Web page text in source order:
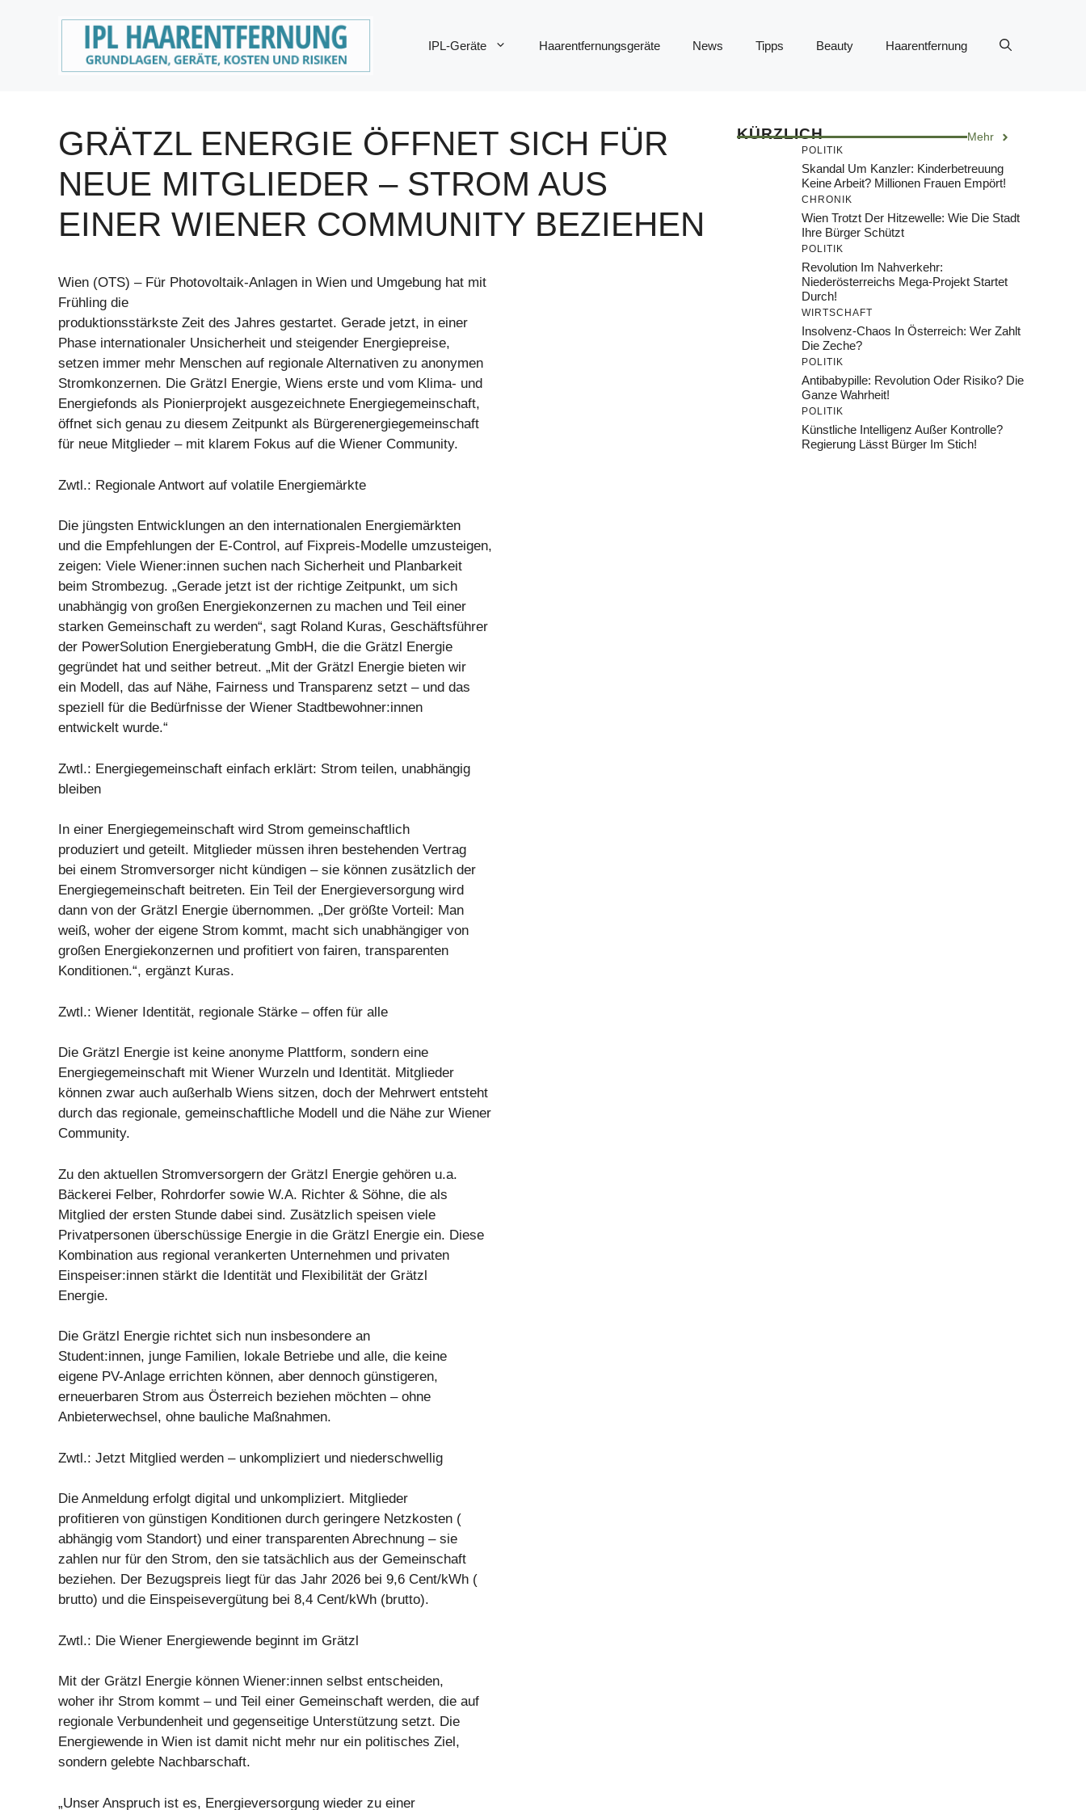
IPL-Geräte Haarentfernungsgeräte News Tipps Beauty Haarentfernung
GRÄTZL ENERGIE ÖFFNET SICH FÜR
NEUE MITGLIEDER – STROM AUS
EINER WIENER COMMUNITY BEZIEHEN
Wien (OTS) – Für Photovoltaik-Anlagen in Wien und Umgebung hat mit
Frühling die
produktionsstärkste Zeit des Jahres gestartet. Gerade jetzt, in einer
Phase internationaler Unsicherheit und steigender Energiepreise,
setzen immer mehr Menschen auf regionale Alternativen zu anonymen
Stromkonzernen. Die Grätzl Energie, Wiens erste und vom Klima- und
Energiefonds als Pionierprojekt ausgezeichnete Energiegemeinschaft,
öffnet sich genau zu diesem Zeitpunkt als Bürgerenergiegemeinschaft
für neue Mitglieder – mit klarem Fokus auf die Wiener Community.
Zwtl.: Regionale Antwort auf volatile Energiemärkte
Die jüngsten Entwicklungen an den internationalen Energiemärkten
und die Empfehlungen der E-Control, auf Fixpreis-Modelle umzusteigen,
zeigen: Viele Wiener:innen suchen nach Sicherheit und Planbarkeit
beim Strombezug. „Gerade jetzt ist der richtige Zeitpunkt, um sich
unabhängig von großen Energiekonzernen zu machen und Teil einer
starken Gemeinschaft zu werden“, sagt Roland Kuras, Geschäftsführer
der PowerSolution Energieberatung GmbH, die die Grätzl Energie
gegründet hat und seither betreut. „Mit der Grätzl Energie bieten wir
ein Modell, das auf Nähe, Fairness und Transparenz setzt – und das
speziell für die Bedürfnisse der Wiener Stadtbewohner:innen
entwickelt wurde.“
Zwtl.: Energiegemeinschaft einfach erklärt: Strom teilen, unabhängig
bleiben
In einer Energiegemeinschaft wird Strom gemeinschaftlich
produziert und geteilt. Mitglieder müssen ihren bestehenden Vertrag
bei einem Stromversorger nicht kündigen – sie können zusätzlich der
Energiegemeinschaft beitreten. Ein Teil der Energieversorgung wird
dann von der Grätzl Energie übernommen. „Der größte Vorteil: Man
weiß, woher der eigene Strom kommt, macht sich unabhängiger von
großen Energiekonzernen und profitiert von fairen, transparenten
Konditionen.“, ergänzt Kuras.
Zwtl.: Wiener Identität, regionale Stärke – offen für alle
Die Grätzl Energie ist keine anonyme Plattform, sondern eine
Energiegemeinschaft mit Wiener Wurzeln und Identität. Mitglieder
können zwar auch außerhalb Wiens sitzen, doch der Mehrwert entsteht
durch das regionale, gemeinschaftliche Modell und die Nähe zur Wiener
Community.
Zu den aktuellen Stromversorgern der Grätzl Energie gehören u.a.
Bäckerei Felber, Rohrdorfer sowie W.A. Richter & Söhne, die als
Mitglied der ersten Stunde dabei sind. Zusätzlich speisen viele
Privatpersonen überschüssige Energie in die Grätzl Energie ein. Diese
Kombination aus regional verankerten Unternehmen und privaten
Einspeiser:innen stärkt die Identität und Flexibilität der Grätzl
Energie.
Die Grätzl Energie richtet sich nun insbesondere an
Student:innen, junge Familien, lokale Betriebe und alle, die keine
eigene PV-Anlage errichten können, aber dennoch günstigeren,
erneuerbaren Strom aus Österreich beziehen möchten – ohne
Anbieterwechsel, ohne bauliche Maßnahmen.
Zwtl.: Jetzt Mitglied werden – unkompliziert und niederschwellig
Die Anmeldung erfolgt digital und unkompliziert. Mitglieder
profitieren von günstigen Konditionen durch geringere Netzkosten (
abhängig vom Standort) und einer transparenten Abrechnung – sie
zahlen nur für den Strom, den sie tatsächlich aus der Gemeinschaft
beziehen. Der Bezugspreis liegt für das Jahr 2026 bei 9,6 Cent/kWh (
brutto) und die Einspeisevergütung bei 8,4 Cent/kWh (brutto).
Zwtl.: Die Wiener Energiewende beginnt im Grätzl
Mit der Grätzl Energie können Wiener:innen selbst entscheiden,
woher ihr Strom kommt – und Teil einer Gemeinschaft werden, die auf
regionale Verbundenheit und gegenseitige Unterstützung setzt. Die
Energiewende in Wien ist damit nicht mehr nur ein politisches Ziel,
sondern gelebte Nachbarschaft.
„Unser Anspruch ist es, Energieversorgung wieder zu einer
KÜRZLICH Mehr
POLITIK
Skandal Um Kanzler: Kinderbetreuung
Keine Arbeit? Millionen Frauen Empört!
CHRONIK
Wien Trotzt Der Hitzewelle: Wie Die Stadt
Ihre Bürger Schützt
POLITIK
Revolution Im Nahverkehr:
Niederösterreichs Mega-Projekt Startet
Durch!
WIRTSCHAFT
Insolvenz-Chaos In Österreich: Wer Zahlt
Die Zeche?
POLITIK
Antibabypille: Revolution Oder Risiko? Die
Ganze Wahrheit!
POLITIK
Künstliche Intelligenz Außer Kontrolle?
Regierung Lässt Bürger Im Stich!